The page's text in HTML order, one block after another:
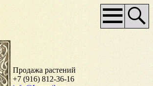
Продажа растений
+7 (916) 812-36-16
Основное
меню